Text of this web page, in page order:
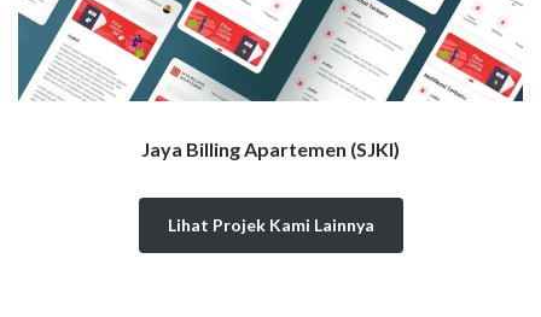
Jaya Billing Apartemen (SJKI)
Lihat Projek Kami Lainnya